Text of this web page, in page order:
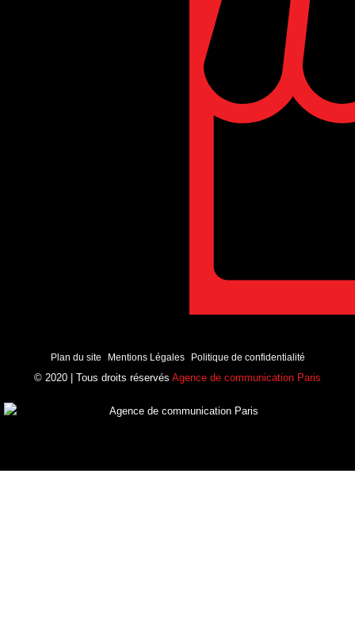
Plan du site Mentions Légales Politique de confidentialité
© 2020 | Tous droits réservés Agence de communication Paris